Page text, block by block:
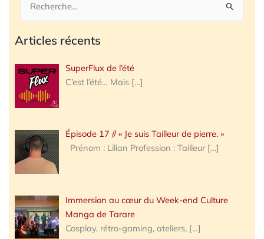
Rechercher :
Articles récents
SuperFlux de l’été
C’est l’été… Mais […]
Épisode 17 // « Je suis Tailleur de pierre. »
Prénom : Lilian Profession : Tailleur […]
Immersion au cœur du Week-end Culture
Manga de Tarare
Cosplay, rétro-gaming, ateliers, […]